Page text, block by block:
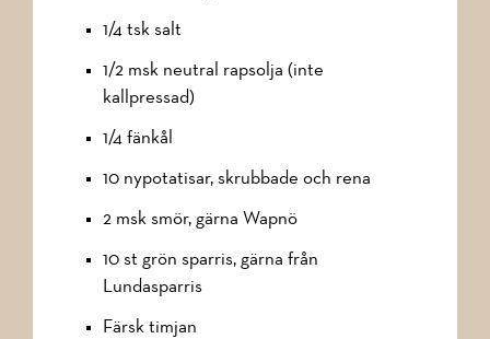
1/4 tsk salt
1/2 msk neutral rapsolja (inte
kallpressad)
1/4 fänkål
10 nypotatisar, skrubbade och rena
2 msk smör, gärna Wapnö
10 st grön sparris, gärna från
Lundasparris
Färsk timjan